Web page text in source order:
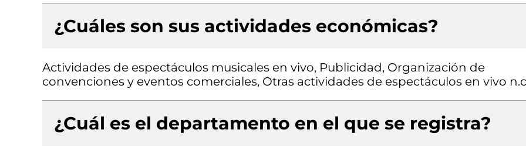
¿Cuáles son sus actividades económicas?
Actividades de espectáculos musicales en vivo, Publicidad, Organización de
convenciones y eventos comerciales, Otras actividades de espectáculos en vivo
¿Cuál es el departamento en el que se registra?